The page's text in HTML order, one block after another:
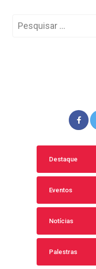
Destaque
Eventos
Notícias
Palestras